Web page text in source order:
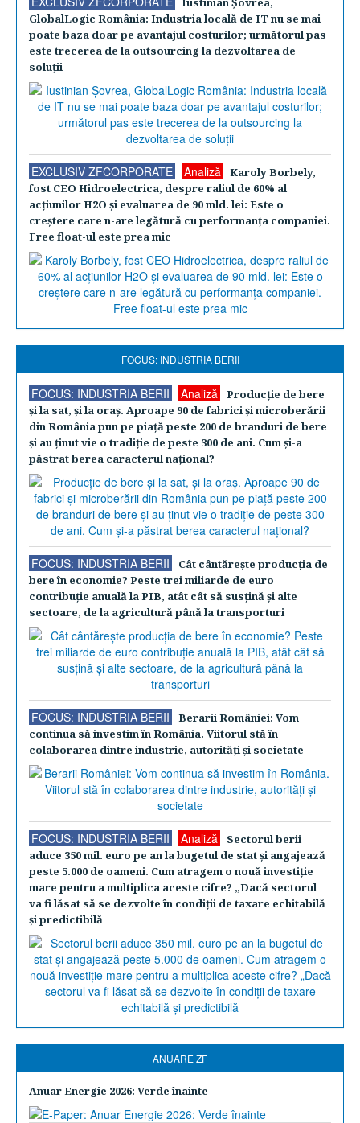
GlobalLogic România: Industria locală de IT nu se mai
poate baza doar pe avantajul costurilor; următorul pas
este trecerea de la outsourcing la dezvoltarea de
soluţii
EXCLUSIV ZFCORPORATE Analiză
Karoly Borbely,
fost CEO Hidroelectrica, despre raliul de 60% al
acţiunilor H2O şi evaluarea de 90 mld. lei: Este o
creştere care n-are legătură cu performanţa companiei.
Free float-ul este prea mic
FOCUS: INDUSTRIA BERII
FOCUS: INDUSTRIA BERII Analiză
Producţie de bere
şi la sat, şi la oraş. Aproape 90 de fabrici şi microberării
din România pun pe piaţă peste 200 de branduri de bere
şi au ţinut vie o tradiţie de peste 300 de ani. Cum şi-a
păstrat berea caracterul naţional?
FOCUS: INDUSTRIA BERII
Cât cântăreşte producţia de
bere în economie? Peste trei miliarde de euro
contribuţie anuală la PIB, atât cât să susţină şi alte
sectoare, de la agricultură până la transporturi
FOCUS: INDUSTRIA BERII
Berarii României: Vom
continua să investim în România. Viitorul stă în
colaborarea dintre industrie, autorităţi şi societate
FOCUS: INDUSTRIA BERII Analiză
Sectorul berii
aduce 350 mil. euro pe an la bugetul de stat şi angajează
peste 5.000 de oameni. Cum atragem o nouă investiţie
mare pentru a multiplica aceste cifre? „Dacă sectorul
va fi lăsat să se dezvolte în condiţii de taxare echitabilă
şi predictibilă
ANUARE ZF
Anuar Energie 2026: Verde înainte